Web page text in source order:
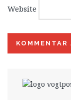
Website